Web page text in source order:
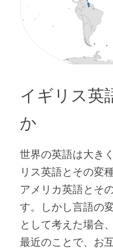
イギリス英
か
世界の英語は大き
リス英語とその変
アメリカ英語とそ
す。しかし言語の
として考えた場合
最近のことで、お